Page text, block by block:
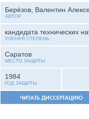
Берёзов, Валентин
АВТОР
кандидата технических
УЧЕНАЯ СТЕПЕНЬ
Саратов
МЕСТО ЗАЩИТЫ
1984
ГОД ЗАЩИТЫ
ЧИТАТЬ ДИССЕРТАЦИЮ